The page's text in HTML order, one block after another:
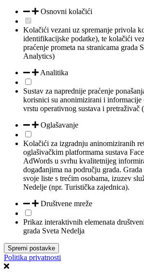
Osnovni kolačići
Kolačići vezani uz spremanje privola
identifikacijske podatke), te kolačići
praćenje prometa na stranicama grada
Analytics)
Analitika
Sustav za naprednije praćenje
korisnici su anonimizirani i informacije
vrstu operativnog sustava i pretraživač
Oglašavanje
Kolačići za izgradnju aninomiziranih
oglašivačkim platformama sustava
AdWords u svrhu kvalitetnijeg
događanjima na području grada.
svoje liste s trećim osobama, izuzev
Nedelje (npr. Turistička zajednica).
Društvene mreže
Prikaz interaktivnih elemenata
grada Sveta Nedelja
Spremi postavke
Politika privatnosti